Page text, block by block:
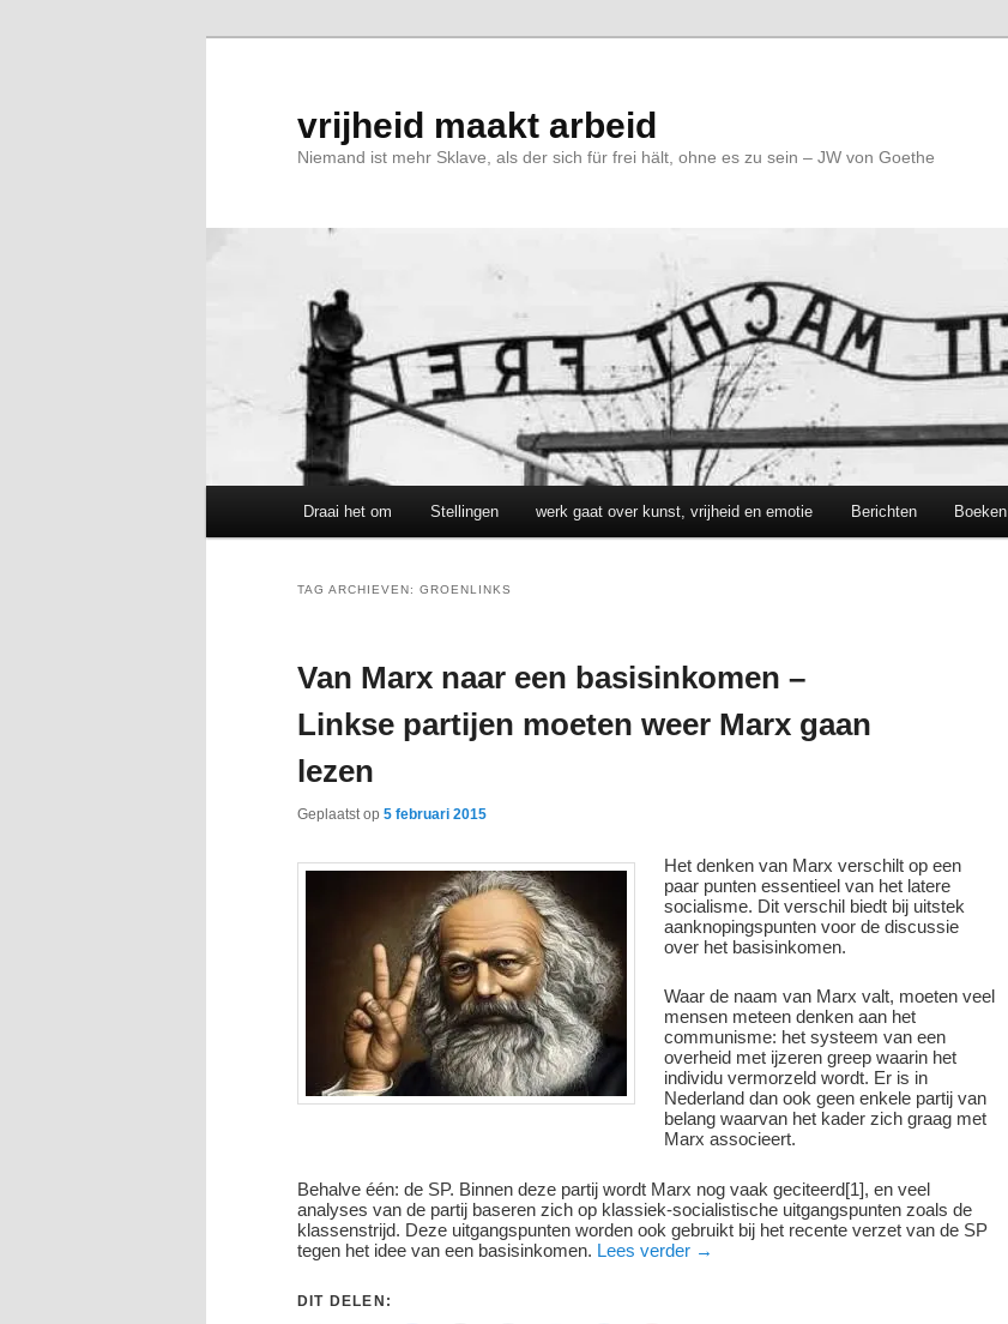
vrijheid maakt arbeid
Niemand ist mehr Sklave, als der sich für frei hält, ohne es zu sein – JW von Goethe
Draai het om Stellingen werk gaat over kunst, vrijheid en emotie Berichten Boeken
TAG ARCHIEVEN: GROENLINKS
Van Marx naar een basisinkomen –
Linkse partijen moeten weer Marx gaan
lezen
Geplaatst op 5 februari 2015
Het denken van Marx verschilt op een
paar punten essentieel van het latere
socialisme. Dit verschil biedt bij uitstek
aanknopingspunten voor de discussie
over het basisinkomen.
Waar de naam van Marx valt, moeten veel
mensen meteen denken aan het
communisme: het systeem van een
overheid met ijzeren greep waarin het
individu vermorzeld wordt. Er is in
Nederland dan ook geen enkele partij van
belang waarvan het kader zich graag met
Marx associeert.
Behalve één: de SP. Binnen deze partij wordt Marx nog vaak geciteerd[1], en veel
analyses van de partij baseren zich op klassiek-socialistische uitgangspunten zoals de
klassenstrijd. Deze uitgangspunten worden ook gebruikt bij het recente verzet van de SP
tegen het idee van een basisinkomen. Lees verder →
DIT DELEN: